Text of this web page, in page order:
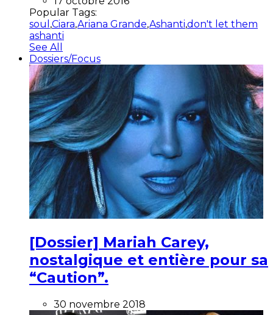
Popular Tags:
soul ,Ciara,Ariana Grande,Ashanti,don't let them
ashanti
See All
Dossiers/Focus
[Dossier] Mariah Carey,
nostalgique et entière pour sa
“Caution”.
30 novembre 2018